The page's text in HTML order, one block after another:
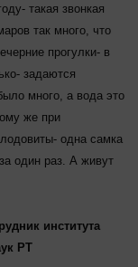
такая звонкая
так много, что
прогулки- в
задаются
много, а вода это
же при
одна самка
один раз. А живут
института
РТ